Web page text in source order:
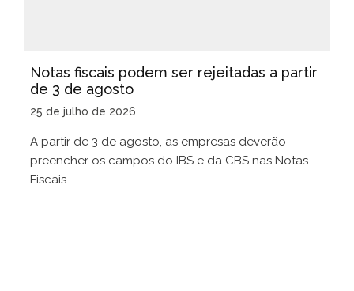
Notas fiscais podem ser rejeitadas a partir
de 3 de agosto
25 de julho de 2026
A partir de 3 de agosto, as empresas deverão
preencher os campos do IBS e da CBS nas Notas
Fiscais...